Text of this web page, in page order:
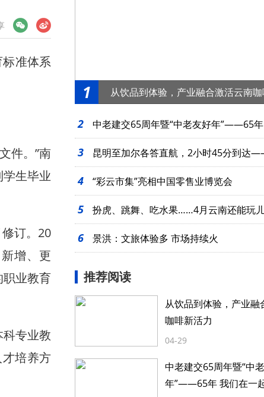
准体系
件。”南
生毕业
订。20
增、更
业教育
专业教
培养方
从饮品到体验，产业融合激活云南
1
2 中老建交65周年暨“中老友好年”——65
起
3 昆明至加尔各答直航，2小时45分到达
么近
4 “彩云市集”亮相中国零售业博览会
5 扮虎、跳舞、吃水果……4月云南还能玩
6 景洪：文旅体验多 市场持续火
推荐阅读
从饮品到体验，产业融
咖啡新活力
04-29
中老建交65周年暨“中
年”——65年 我们在一